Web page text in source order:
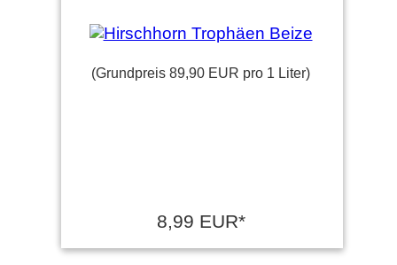
(Grundpreis 89,90 EUR pro 1 Liter)
8,99 EUR*